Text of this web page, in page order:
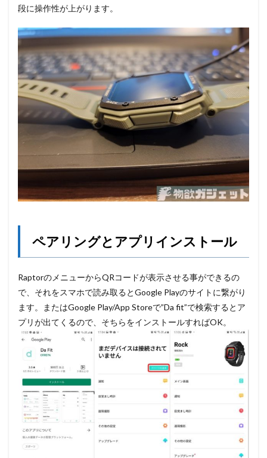
段に操作性が上がります。
ペアリングとアプリインストール
RaptorのメニューからQRコードが表示させる事ができるの
で、それをスマホで読み取るとGoogle Playのサイトに繋がり
ます。またはGoogle Play/App Storeで”Da fit”で検索するとア
プリが出てくるので、そちらをインストールすればOK。